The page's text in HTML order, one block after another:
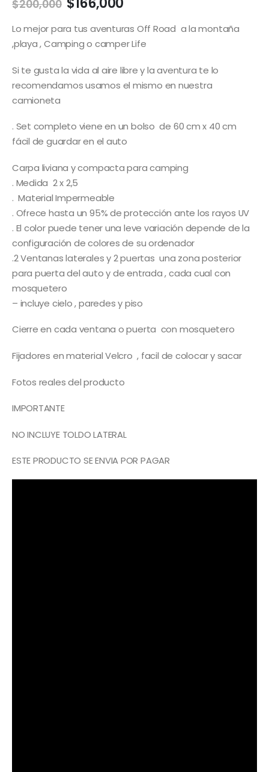
$200,000
precio
original
era:
$200,000.
actual
es:
Lo mejor para tus aventuras Off Road a la montaña
,playa , Camping o camper Life
Si te gusta la vida al aire libre y la aventura te lo
recomendamos usamos el mismo en nuestra
camioneta
. Set completo viene en un bolso de 60 cm x 40 cm
fácil de guardar en el auto
Carpa liviana y compacta para camping
. Medida 2 x 2,5
. Material Impermeable
. Ofrece hasta un 95% de protección ante los rayos UV
. El color puede tener una leve variación depende de la
configuración de colores de su ordenador
.2 Ventanas laterales y 2 puertas una zona posterior
para puerta del auto y de entrada , cada cual con
mosquetero
– incluye cielo , paredes y piso
Cierre en cada ventana o puerta con mosquetero
Fijadores en material Velcro , facil de colocar y sacar
Fotos reales del producto
IMPORTANTE
NO INCLUYE TOLDO LATERAL
ESTE PRODUCTO SE ENVIA POR PAGAR